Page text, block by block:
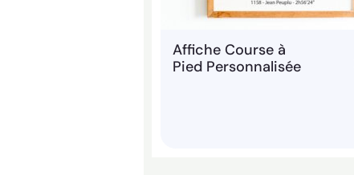
Affiche Course à
Pied Personnalisée